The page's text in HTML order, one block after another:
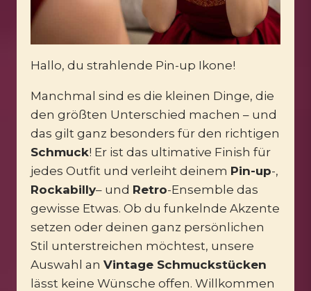
Hallo, du strahlende Pin-up Ikone!
Manchmal sind es die kleinen Dinge, die
den größten Unterschied machen – und
das gilt ganz besonders für den richtigen
Schmuck! Er ist das ultimative Finish für
jedes Outfit und verleiht deinem Pin-up-,
Rockabilly– und Retro-Ensemble das
gewisse Etwas. Ob du funkelnde Akzente
setzen oder deinen ganz persönlichen
Stil unterstreichen möchtest, unsere
Auswahl an Vintage Schmuckstücken
lässt keine Wünsche offen. Willkommen